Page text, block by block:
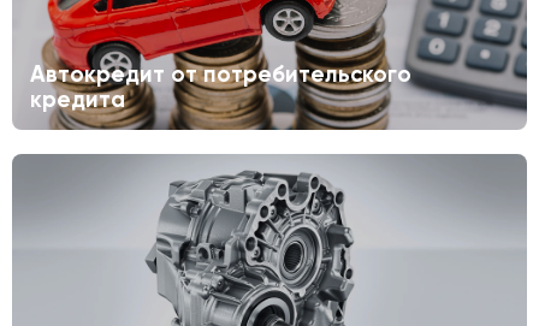
Автокредит от потребительского
кредита